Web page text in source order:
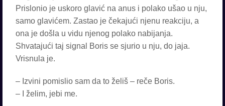
Prislonio je uskoro glavić na anus i polako ušao u nju,
samo glavićem. Zastao je čekajući njenu reakciju, a
ona je došla u vidu njenog polako nabijanja.
Shvatajući taj signal Boris se sjurio u nju, do jaja.
Vrisnula je.
– Izvini pomislio sam da to želiš – reče Boris.
– I želim, jebi me.